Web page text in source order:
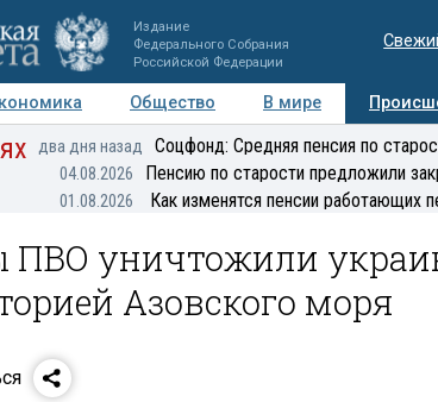
Издание
Федерального Собрания
Российской Федерации
Общество В мире
Мнения Регионы Медиацентр
два дня назад Соцфонд: Средняя пенсия по
04.08.2026 Пенсию по старости предложили
01.08.2026 Как изменятся пенсии работающих
ПВО уничтожили
Азовского моря